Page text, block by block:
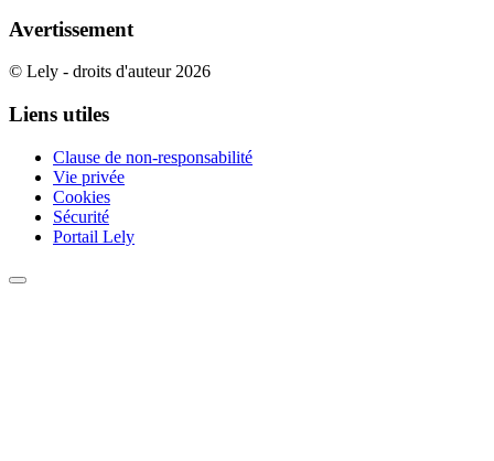
Avertissement
© Lely - droits d'auteur 2026
Liens utiles
Clause de non-responsabilité
Vie privée
Cookies
Sécurité
Portail Lely